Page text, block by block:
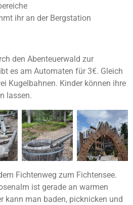
ihr an der Bergstation
den Abenteuerwald zur
es am Automaten für 3€. Gleich
Kugelbahnen. Kinder können ihre
lassen.
Fichtenweg zum Fichtensee.
ist gerade an warmen
kann man baden, picknicken und